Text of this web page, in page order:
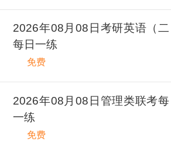
2026年08月08日考研英语（二
每日一练
免费
2026年08月08日管理类联考每
一练
免费